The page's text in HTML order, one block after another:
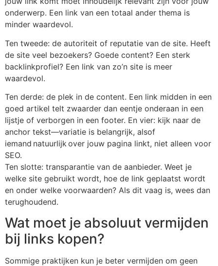
onderwerp. Een link van een totaal ander thema is
minder waardevol.
Ten tweede: de autoriteit of reputatie van de site. Heeft
de site veel bezoekers? Goede content? Een sterk
backlinkprofiel? Een link van zo’n site is meer
waardevol.
Ten derde: de plek in de content. Een link midden in een
goed artikel telt zwaarder dan eentje onderaan in een
lijstje of verborgen in een footer. En vier: kijk naar de
anchor tekst—variatie is belangrijk, alsof
iemand natuurlijk over jouw pagina linkt, niet alleen voor
SEO.
Ten slotte: transparantie van de aanbieder. Weet je
welke site gebruikt wordt, hoe de link geplaatst wordt
en onder welke voorwaarden? Als dit vaag is, wees dan
terughoudend.
Wat moet je absoluut vermijden
bij links kopen?
Sommige praktijken kun je beter vermijden om geen